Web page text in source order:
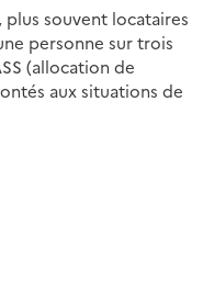
souvent locataires
personne sur trois
(allocation de
aux situations de